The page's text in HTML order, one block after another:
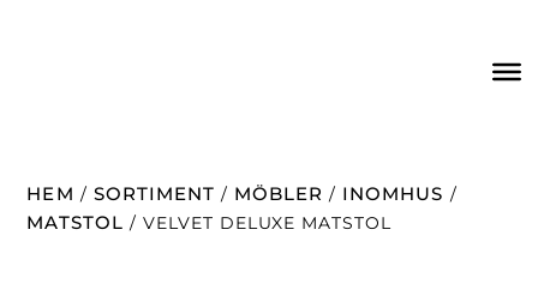
HEM / SORTIMENT / MÖBLER / INOMHUS /
MATSTOL / VELVET DELUXE MATSTOL